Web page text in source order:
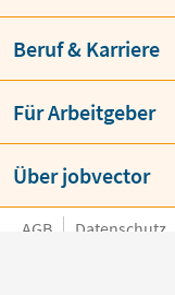
Beruf & Karriere
Für Arbeitgeber
Über jobvector
AGB Datenschutz